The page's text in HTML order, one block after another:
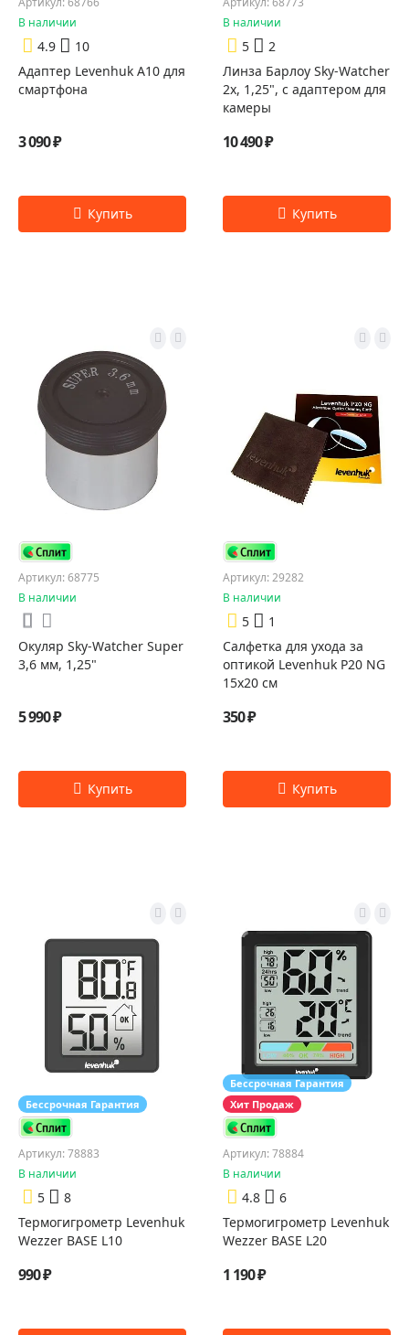
В наличии
4.9
10
Адаптер Levenhuk A10 для
смартфона
3 090 ₽
В наличии
5
2
Линза Барлоу Sky-Watcher
2x, 1,25", с адаптером для
камеры
10 490 ₽
Артикул: 68775
В наличии
Окуляр Sky-Watcher Super
3,6 мм, 1,25"
5 990 ₽
Артикул: 29282
В наличии
5
1
Салфетка для ухода за
оптикой Levenhuk P20 NG
15x20 см
350 ₽
Бессрочная Гарантия
Артикул: 78883
В наличии
5
8
Термогигрометр Levenhuk
Wezzer BASE L10
990 ₽
Бессрочная Гарантия
Хит Продаж
Артикул: 78884
В наличии
4.8
6
Термогигрометр Levenhuk
Wezzer BASE L20
1 190 ₽